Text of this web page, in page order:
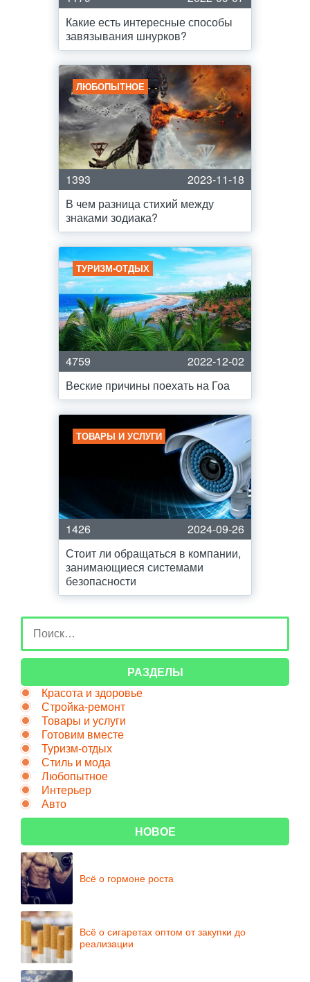
Какие есть интересные способы
завязывания шнурков?
ЛЮБОПЫТНОЕ
1393
2023-11-18
В чем разница стихий между
знаками зодиака?
ТУРИЗМ-ОТДЫХ
4759
2022-12-02
Веские причины поехать на Гоа
ТОВАРЫ И УСЛУГИ
1426
2024-09-26
Стоит ли обращаться в компании,
занимающиеся системами
безопасности
РАЗДЕЛЫ
Красота и здоровье
Стройка-ремонт
Товары и услуги
Готовим вместе
Туризм-отдых
Стиль и мода
Любопытное
Интерьер
Авто
НОВОЕ
Всё о гормоне роста
Всё о сигаретах оптом от закупки до
реализации